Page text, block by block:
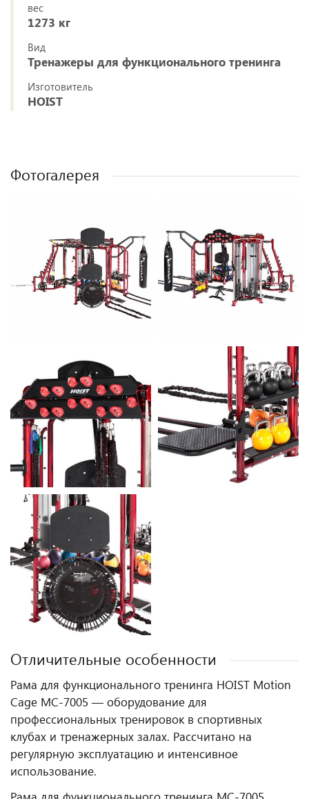
вес
1273 кг
Вид
Тренажеры для функционального тренинга
Изготовитель
HOIST
Фотогалерея
Отличительные особенности
Рама для функционального тренинга HOIST Motion
Cage MC-7005 — оборудование для
профессиональных тренировок в спортивных
клубах и тренажерных залах. Рассчитано на
регулярную эксплуатацию и интенсивное
использование.